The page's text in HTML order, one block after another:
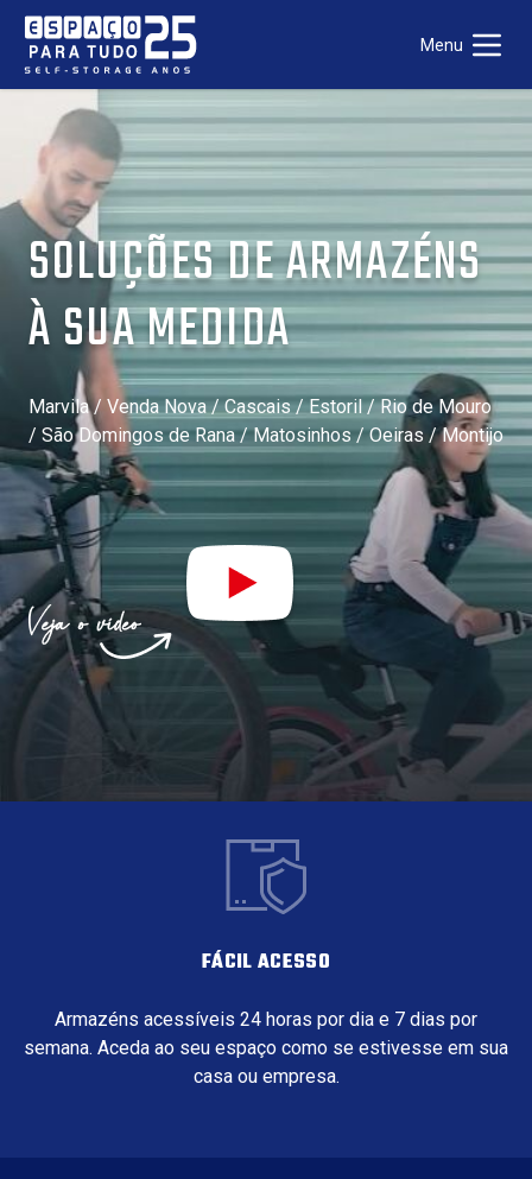
Menu
SOLUÇÕES DE ARMAZÉNS
À SUA MEDIDA
Marvila / Venda Nova / Cascais / Estoril / Rio de Mouro
/ São Domingos de Rana / Matosinhos / Oeiras / Montijo
FÁCIL ACESSO
Armazéns acessíveis 24 horas por dia e 7 dias por
semana. Aceda ao seu espaço como se estivesse em sua
casa ou empresa.